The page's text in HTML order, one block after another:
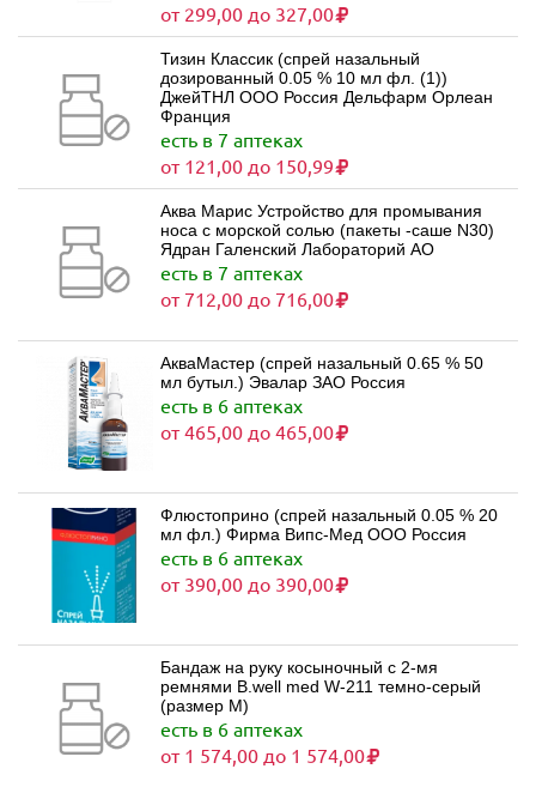
от 299,00 до 327,00
Тизин Классик (спрей назальный
дозированный 0.05 % 10 мл фл. (1))
ДжейТНЛ ООО Россия Дельфарм Орлеан
Франция
есть в 7 аптеках
от 121,00 до 150,99
Аква Марис Устройство для промывания
носа с морской солью (пакеты -саше N30)
Ядран Галенский Лабораторий АО
есть в 7 аптеках
от 712,00 до 716,00
АкваМастер (спрей назальный 0.65 % 50
мл бутыл.) Эвалар ЗАО Россия
есть в 6 аптеках
от 465,00 до 465,00
Флюстоприно (спрей назальный 0.05 % 20
мл фл.) Фирма Випс-Мед ООО Россия
есть в 6 аптеках
от 390,00 до 390,00
Бандаж на руку косыночный с 2-мя
ремнями B.well med W-211 темно-серый
(размер M)
есть в 6 аптеках
от 1 574,00 до 1 574,00